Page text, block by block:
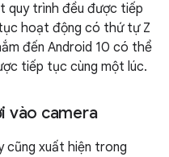
quy trình đều được tiếp
hoạt động có thứ tự Z
đến Android 10 có thể
tiếp tục cùng một lúc.
vào camera
cũng xuất hiện trong